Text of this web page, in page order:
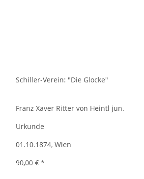
Schiller-Verein: "Die Glocke"
Franz Xaver Ritter von Heintl jun.
Urkunde
01.10.1874, Wien
90,00 € *